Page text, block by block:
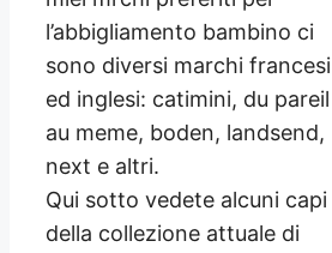
l’abbigliamento bambino ci
sono diversi marchi francesi
ed inglesi: catimini, du pareil
au meme, boden, landsend,
next e altri.
Qui sotto vedete alcuni capi
della collezione attuale di